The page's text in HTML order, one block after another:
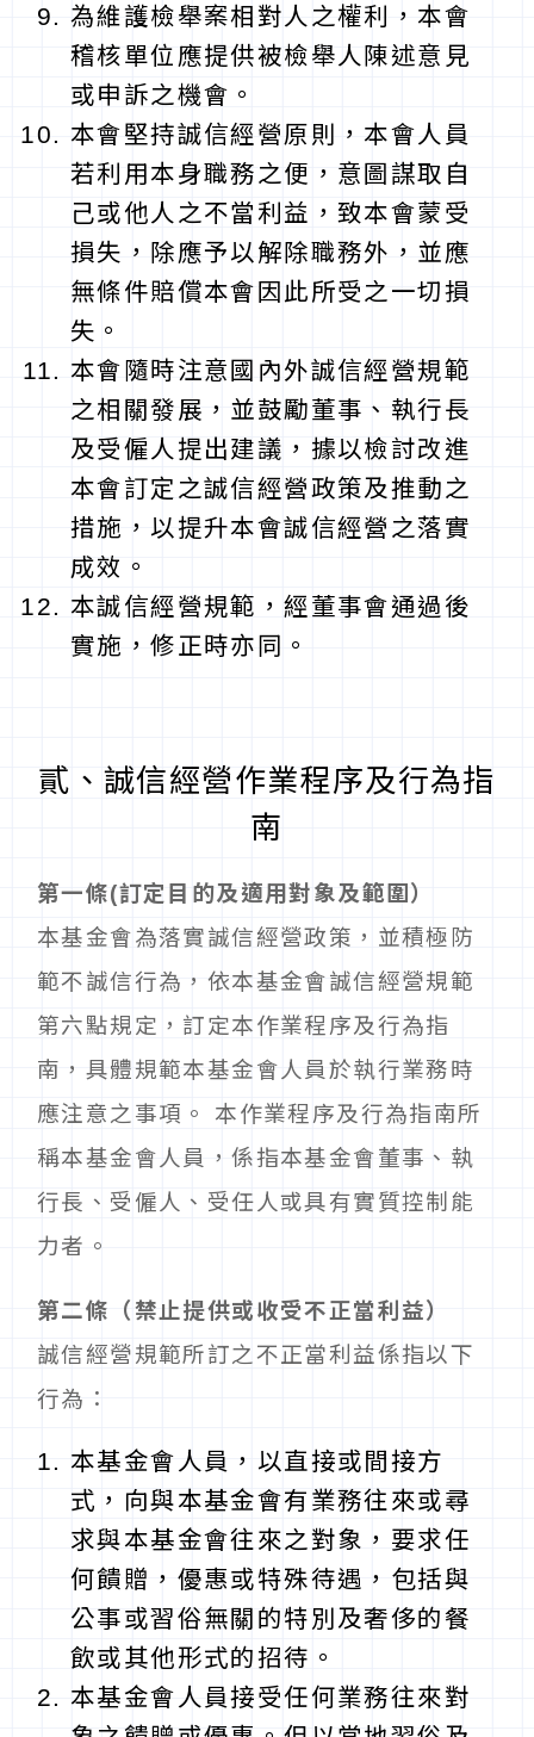
為維護檢舉案相對人之權利，本會
稽核單位應提供被檢舉人陳述意見
或申訴之機會。
本會堅持誠信經營原則，本會人員
若利用本身職務之便，意圖謀取自
己或他人之不當利益，致本會蒙受
損失，除應予以解除職務外，並應
無條件賠償本會因此所受之一切損
失。
本會隨時注意國內外誠信經營規範
之相關發展，並鼓勵董事、執行長
及受僱人提出建議，據以檢討改進
本會訂定之誠信經營政策及推動之
措施，以提升本會誠信經營之落實
成效。
本誠信經營規範，經董事會通過後
實施，修正時亦同。
貳、誠信經營作業程序及行為指
南
第一條(訂定目的及適用對象及範圍）
本基金會為落實誠信經營政策，並積極防
範不誠信行為，依本基金會誠信經營規範
第六點規定，訂定本作業程序及行為指
南，具體規範本基金會人員於執行業務時
應注意之事項。 本作業程序及行為指南所
稱本基金會人員，係指本基金會董事、執
行長、受僱人、受任人或具有實質控制能
力者。
第二條（禁止提供或收受不正當利益）
誠信經營規範所訂之不正當利益係指以下
行為：
本基金會人員，以直接或間接方
式，向與本基金會有業務往來或尋
求與本基金會往來之對象，要求任
何饋贈，優惠或特殊待遇，包括與
公事或習俗無關的特別及奢侈的餐
飲或其他形式的招待。
本基金會人員接受任何業務往來對